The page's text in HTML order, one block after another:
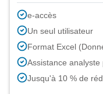
e-accès
Un seul utilisateur
Format Excel
Assistance
Jusqu'à 10 % de